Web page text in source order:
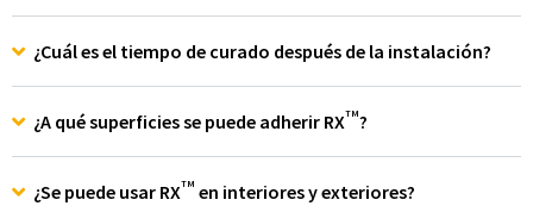
¿Cuál es el tiempo de curado después de la instalación?
¿A qué superficies se puede adherir RXTM?
¿Se puede usar RXTM en interiores y exteriores?